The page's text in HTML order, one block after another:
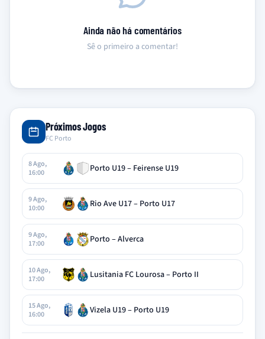
Ainda não há comentários
Sê o primeiro a comentar!
Próximos Jogos
FC Porto
8 Ago,
16:00
Porto U19 – Feirense U19
9 Ago,
10:00
Rio Ave U17 – Porto U17
9 Ago,
17:00
Porto – Alverca
10 Ago,
17:00
Lusitania FC Lourosa – Porto II
15 Ago,
16:00
Vizela U19 – Porto U19